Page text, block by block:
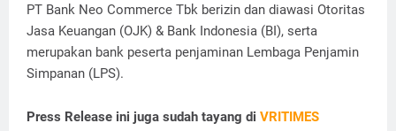
PT Bank Neo Commerce Tbk berizin dan diawasi Otoritas
Jasa Keuangan (OJK) & Bank Indonesia (BI), serta
merupakan bank peserta penjaminan Lembaga Penjamin
Simpanan (LPS).
Press Release ini juga sudah tayang di VRITIMES